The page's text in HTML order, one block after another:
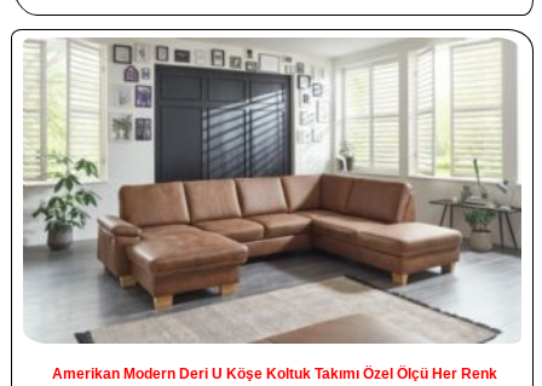
Amerikan Modern Deri U Köşe Koltuk Takımı Özel Ölçü Her Renk